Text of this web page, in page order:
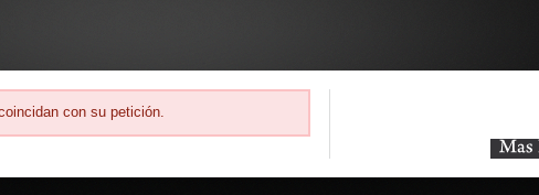
con su petición.